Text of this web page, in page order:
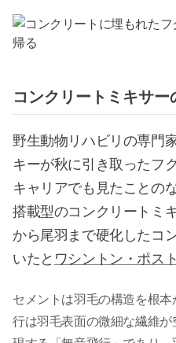
コンクリートミキサ
野生動物リハビリの専門
キーが秋に引き取ったフ
キャリアでも見たことの
搭載型のコンクリートミ
から尾羽まで硬化したコ
いたと ワシントン・ポス
セメントは羽毛の構造を根
行は羽毛表面の微細な繊維